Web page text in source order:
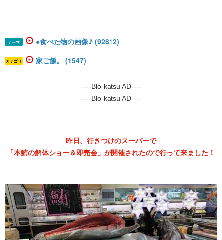
テーマ ●食べた物の画像♪ (92812)
カテゴリ 家ご飯。 (1547)
----Blo-katsu AD----
----Blo-katsu AD----
昨日、行きつけのスーパーで
「本鮪の解体ショー＆即売会」が開催されたので行って来ました！